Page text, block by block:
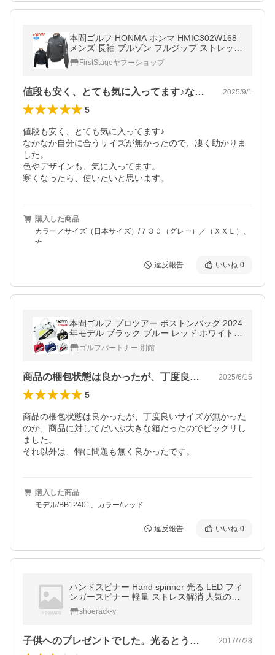
本間ゴルフ HONMA ホンマ HMIC302W168
メンズ 長袖 ブルゾン フルジップ ストレッチ
ゴルフウェア スポーツウェア 春夏秋冬
FirstStageヤフーショップ
値段も安く、とても気に入ってます♪なか… 2025/9/1
5
値段も安く、とても気に入ってます♪
なかなか自分に合うサイズが無かったので、凄く助かりま
した。
色やデザインも、気に入ってます。
購入した商品
カラー／サイズ（日本サイズ）/７３０（グレー）／（ＸＸＬ）、
-/-
違反報告 いいね 0
本間ゴルフ プロツアー ボストンバッグ 2024
年モデル ブラック ブルー レッド ホワイト
ネイビー BB12401 24 HONMA
ゴルフパートナー 別館
商品の梱包状態は良かったが、丁度良いサ… 2025/6/15
5
商品の梱包状態は良かったが、丁度良いサイズが無かった
のか、商品に対してだいぶ大きな箱だったのでビックリし
ました。
それ以外は、特に問題も無く良かったです。
購入した商品
モデル/BB12401、カラー/レッド
違反報告 いいね 0
ハンドスピナー Hand spinner 光る LED フィ
ンガースピナー 軽量 ストレス解消 人気の指
遊び 大人も子供も満足 フィジェット ポスト
投函shoerack-y
子供へのプレゼントでした。光るとうたっ… 2017/7/28